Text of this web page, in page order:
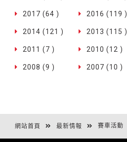
2017 (64 ) 2016 (119 )
2014 (121 ) 2013 (115 )
2011 (7 ) 2010 (12 )
2008 (9 ) 2007 (10 )
網站首頁 最新情報 賽車活動